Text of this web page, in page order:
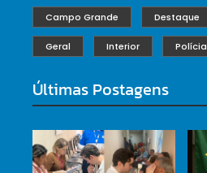
Campo Grande Destaque
Geral Interior Polícia
Últimas Postagens